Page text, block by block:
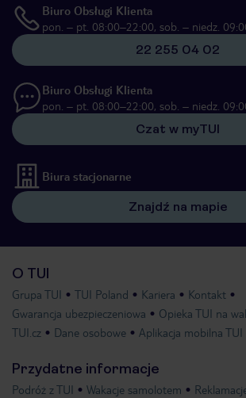
Biuro Obsługi Klienta
pon. – pt. 08:00–22:00, sob. – niedz.
22 255 04 02
Biuro Obsługi Klienta
pon. – pt. 08:00–22:00, sob. – niedz.
Czat w myTUI
Biura stacjonarne
Znajdź na mapie
O TUI
Grupa TUI TUI Poland Kariera
Kontakt
Gwarancja ubezpieczeniowa
Opieka TUI na
TUI.cz
Dane osobowe Aplikacja mobilna TUI
Przydatne informacje
Podróż z TUI Wakacje samolotem